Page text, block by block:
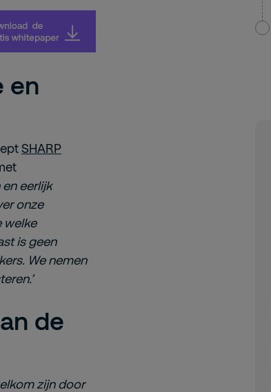
en
SHARP
eerlijk
onze
welke
is geen
We nemen
de
zijn door